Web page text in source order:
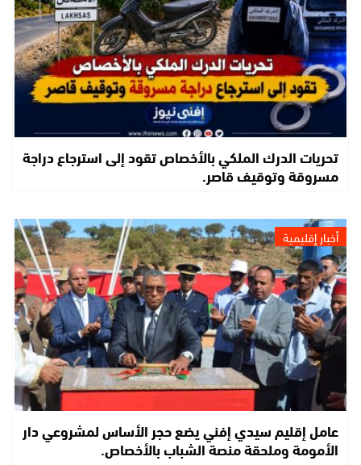
تحريات الدرك الملكي بالأخصاص تقود إلى استرجاع دراجة
مسروقة وتوقيف قاصر.
أخبار إقليمية
عامل إقليم سيدي إفني يضع حجر الأساس لمشروعي دار
الأمومة وملحقة منصة الشباب بالأخصاص.